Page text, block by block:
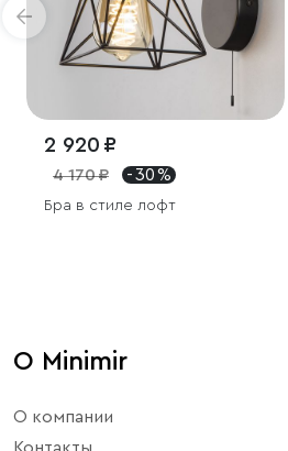
2 920 ₽
4 170 ₽ - 30 %
Бра в стиле лофт
О Minimir
О компании
Контакты